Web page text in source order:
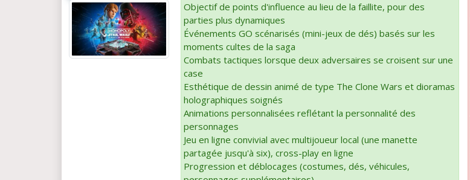
Objectif de points d'influence au lieu de la faillite, pour des
parties plus dynamiques
Événements GO scénarisés (mini-jeux de dés) basés sur les
moments cultes de la saga
Combats tactiques lorsque deux adversaires se croisent sur une
case
Esthétique de dessin animé de type The Clone Wars et dioramas
holographiques soignés
Animations personnalisées reflétant la personnalité des
personnages
Jeu en ligne convivial avec multijoueur local (une manette
partagée jusqu'à six), cross-play en ligne
Progression et déblocages (costumes, dés, véhicules,